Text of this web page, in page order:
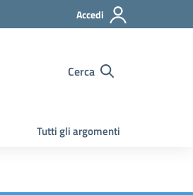
Accedi
Cerca
Tutti gli argomenti